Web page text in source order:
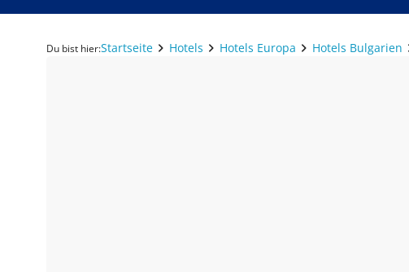
Du bist hier:Startseite Hotels Hotels Europa Hotels Bulgarien